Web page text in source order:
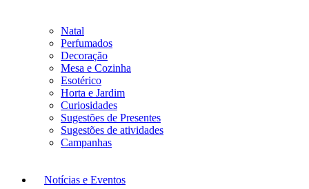
Natal
Perfumados
Decoração
Mesa e Cozinha
Esotérico
Horta e Jardim
Curiosidades
Sugestões de Presentes
Sugestões de atividades
Campanhas
Notícias e Eventos